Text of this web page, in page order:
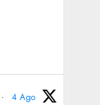
· 4 Ago